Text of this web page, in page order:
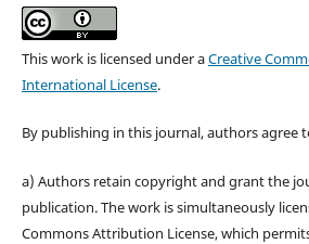
This work is licensed under aCreative
International License.
By publishing in this journal, authors agree
a) Authors retain copyright and grant the
publication. The work is simultaneously
Commons Attribution License, which